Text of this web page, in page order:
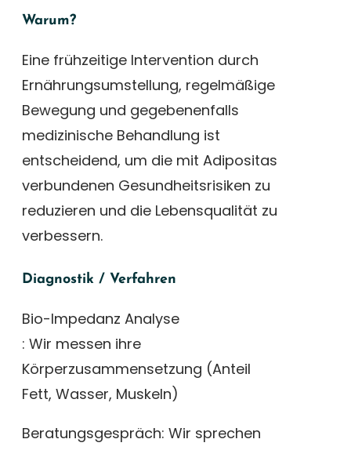
Warum?
Eine frühzeitige Intervention durch
Ernährungsumstellung, regelmäßige
Bewegung und gegebenenfalls
medizinische Behandlung ist
entscheidend, um die mit Adipositas
verbundenen Gesundheitsrisiken zu
reduzieren und die Lebensqualität zu
verbessern.
Diagnostik / Verfahren
Bio-Impedanz Analyse
: Wir messen ihre
Körperzusammensetzung (Anteil
Fett, Wasser, Muskeln)
Beratungsgespräch: Wir sprechen